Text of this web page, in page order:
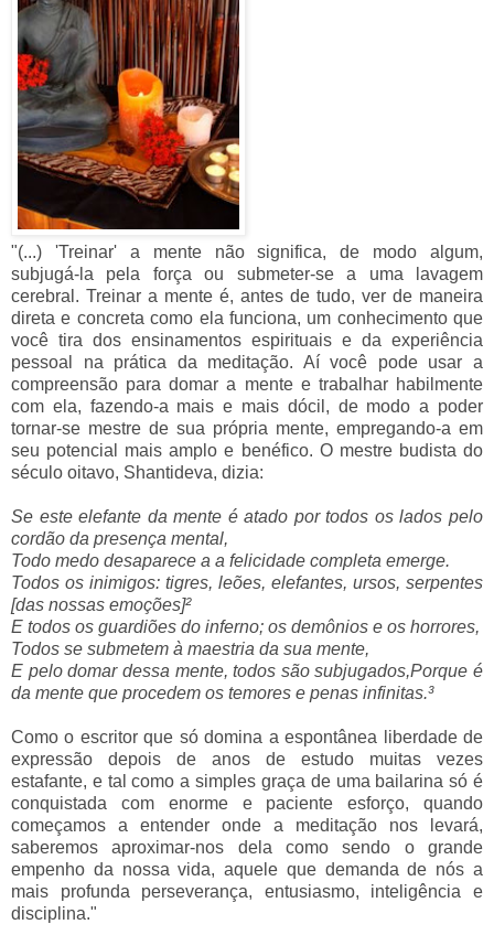
"(...) 'Treinar' a mente não significa, de modo algum,
subjugá-la pela força ou submeter-se a uma lavagem
cerebral. Treinar a mente é, antes de tudo, ver de maneira
direta e concreta como ela funciona, um conhecimento que
você tira dos ensinamentos espirituais e da experiência
pessoal na prática da meditação. Aí você pode usar a
compreensão para domar a mente e trabalhar habilmente
com ela, fazendo-a mais e mais dócil, de modo a poder
tornar-se mestre de sua própria mente, empregando-a em
seu potencial mais amplo e benéfico. O mestre budista do
século oitavo, Shantideva, dizia:
Se este elefante da mente é atado por todos os lados pelo
cordão da presença mental,
Todo medo desaparece a a felicidade completa emerge.
Todos os inimigos: tigres, leões, elefantes, ursos, serpentes
[das nossas emoções]²
E todos os guardiões do inferno; os demônios e os horrores,
Todos se submetem à maestria da sua mente,
E pelo domar dessa mente, todos são subjugados,Porque é
da mente que procedem os temores e penas infinitas.³
Como o escritor que só domina a espontânea liberdade de
expressão depois de anos de estudo muitas vezes
estafante, e tal como a simples graça de uma bailarina só é
conquistada com enorme e paciente esforço, quando
começamos a entender onde a meditação nos levará,
saberemos aproximar-nos dela como sendo o grande
empenho da nossa vida, aquele que demanda de nós a
mais profunda perseverança, entusiasmo, inteligência e
disciplina."